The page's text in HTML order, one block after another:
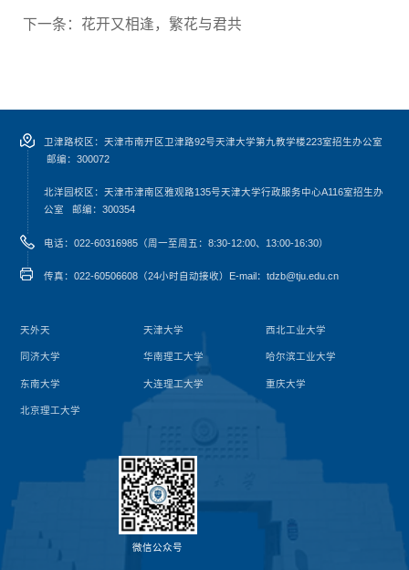
下一条： 花开又相逢，繁花与君共
卫津路校区：天津市南开区卫津路92号天津大学第九教学楼223室招生办公室
邮编：300072
北洋园校区：天津市津南区雅观路135号天津大学行政服务中心A116室招生办
公室 邮编：300354
电话：022-60316985（周一至周五：8:30-12:00、13:00-16:30）
传真：022-60506608（24小时自动接收） E-mail：tdzb@tju.edu.cn
天外天 天津大学 西北工业大学
同济大学 华南理工大学 哈尔滨工业大学
东南大学 大连理工大学 重庆大学
北京理工大学
微信公众号